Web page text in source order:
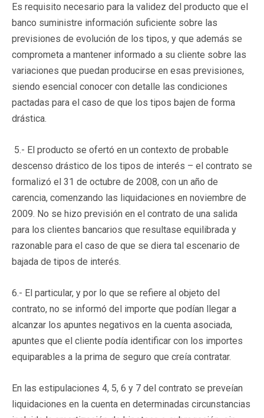
Es requisito necesario para la validez del producto que el
banco suministre información suficiente sobre las
previsiones de evolución de los tipos, y que además se
comprometa a mantener informado a su cliente sobre las
variaciones que puedan producirse en esas previsiones,
siendo esencial conocer con detalle las condiciones
pactadas para el caso de que los tipos bajen de forma
drástica.
5.- El producto se ofertó en un contexto de probable
descenso drástico de los tipos de interés – el contrato se
formalizó el 31 de octubre de 2008, con un año de
carencia, comenzando las liquidaciones en noviembre de
2009. No se hizo previsión en el contrato de una salida
para los clientes bancarios que resultase equilibrada y
razonable para el caso de que se diera tal escenario de
bajada de tipos de interés.
6.- El particular, y por lo que se refiere al objeto del
contrato, no se informó del importe que podían llegar a
alcanzar los apuntes negativos en la cuenta asociada,
apuntes que el cliente podía identificar con los importes
equiparables a la prima de seguro que creía contratar.
En las estipulaciones 4, 5, 6 y 7 del contrato se preveían
liquidaciones en la cuenta en determinadas circunstancias